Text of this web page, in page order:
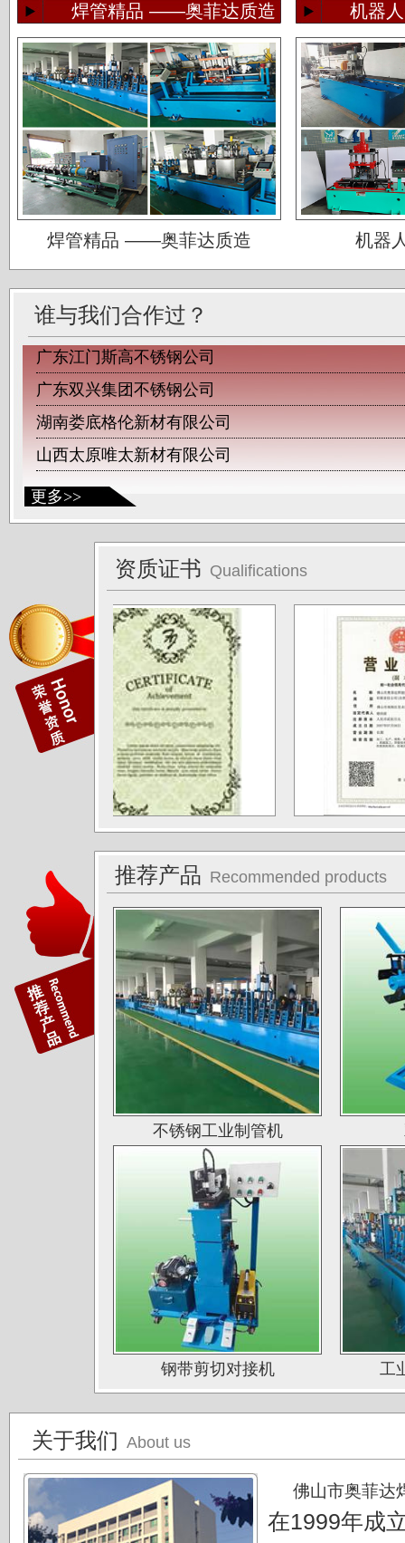
焊管精品 ——奥菲达质造 机器
焊管精品 ——奥菲达质造 机器
更多>>
谁与我们合作过？
佛山运升不锈钢厂
宝菜不锈钢科技（昆山）有限公司
苏州圣珀不锈钢制品有限公司
上海华钢不锈钢有限公司
常熟鑫统联不锈钢公司
广东江门斯高不锈钢公司
广东双兴集团不锈钢公司
湖南娄底格伦新材有限公司
山西太原唯太新材有限公司
山西太原大泽不锈钢公司
深圳钛杰公司
广东德庆康纳国兴公司
唐山海兴金属制品厂
江苏南通中天科技股份有限公司
上海凌士通不锈钢有限公司
江苏无锡应达公司
德阳东方汽轮机厂（东方公司)
湖南湘投金天新材（湘投集团）
江苏中天科技股份有限公司
佛山运升不锈钢厂
宝菜不锈钢科技（昆山）有限公司
苏州圣珀不锈钢制品有限公司
上海华钢不锈钢有限公司
常熟鑫统联不锈钢公司
广东江门斯高不锈钢公司
广东双兴集团不锈钢公司
湖南娄底格伦新材有限公司
山西太原大泽不锈钢公司
佛山南钛制品有限公司
广东德庆康纳国兴公司
唐山海兴金属制品厂
江苏南通中天科技股份有限公司
上海凌士通不锈钢有限公司
江苏无锡应达公司
德阳东方汽轮机厂（东方公司)
湖南湘投金天新材（湘投集团）
江苏中天科技股份有限公司
资质证书 Qualifications
推荐产品 Recommended products
不锈钢工业制管机
钢带剪切对接机 工
关于我们 About us
佛山市奥菲达
在1999年成